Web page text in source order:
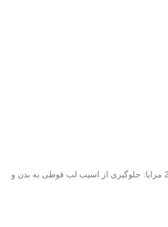
کاربرد: پوشش سر قوطی 25 مزایا: جلوگیری از اسیب لب قوطی به بدن و